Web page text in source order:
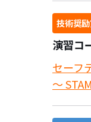
技術奨
演習コ
セーフ
～